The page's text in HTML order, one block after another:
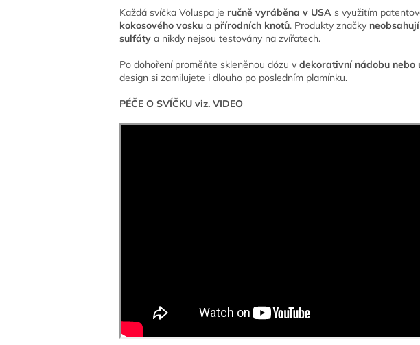
Každá svíčka Voluspa je ručně vyráběna v USA s využitím
kokosového vosku a přírodních knotů. Produkty značky
sulfáty a nikdy nejsou testovány na zvířatech.
Po dohoření proměňte skleněnou dózu vdekorativní nádobu nebo
design si zamilujete i dlouho po posledním plamínku.
PÉČE O SVÍČKU viz. VIDEO